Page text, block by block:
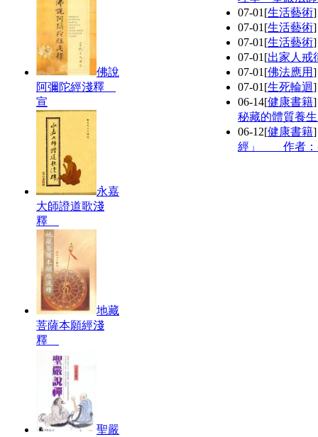
佛說
阿彌陀經淺釋
宣
永嘉
大師證道歌淺
釋
地藏
菩薩本願經淺
釋
聖嚴
07-01 [生活藝術
07-01 [生活藝術
07-01 [生活藝術
07-01 [出家人戒
07-01 [佛法應用
07-01 [生死輪迴
06-14[健康書籍
秘藏的體質養
06-12[健康書籍
經」 作者：